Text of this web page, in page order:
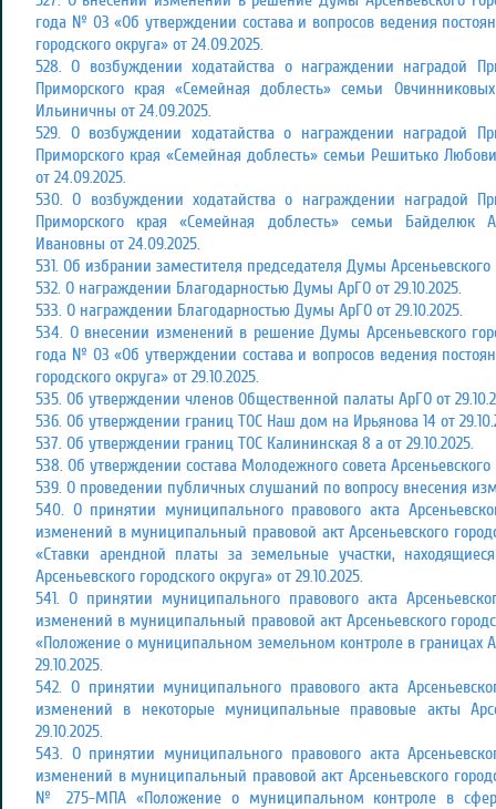
года № 03 «Об утверждении состава и вопросов ведения
городского округа» от 24.09.2025.
528. О возбуждении ходатайства о награждении наградой
Приморского края «Семейная доблесть» семьи
Ильиничны от 24.09.2025.
529. О возбуждении ходатайства о награждении наградой
Приморского края «Семейная доблесть» семьи Решитько
от 24.09.2025.
530. О возбуждении ходатайства о награждении наградой
Приморского края «Семейная доблесть» семьи Байделюк
Ивановны от 24.09.2025.
531. Об избрании заместителя председателя Думы Арсеньевского
532. О награждении Благодарностью Думы АрГО от 29.10.2025.
533. О награждении Благодарностью Думы АрГО от 29.10.2025.
534. О внесении изменений в решение Думы Арсеньевского
года № 03 «Об утверждении состава и вопросов ведения
городского округа» от 29.10.2025.
535. Об утверждении членов Общественной палаты АрГО от
536. Об утверждении границ ТОС Наш дом на Ирьянова 14 от
537. Об утверждении границ ТОС Калининская 8 а от 29.10.2025.
538. Об утверждении состава Молодежного совета Арсеньевского
539. О проведении публичных слушаний по вопросу внесения
540. О принятии муниципального правового акта
изменений в муниципальный правовой акт Арсеньевского
«Ставки арендной платы за земельные участки,
Арсеньевского городского округа» от 29.10.2025.
541. О принятии муниципального правового акта
изменений в муниципальный правовой акт Арсеньевского
«Положение о муниципальном земельном контроле в границах
29.10.2025.
542. О принятии муниципального правового акта
изменений в некоторые муниципальные правовые акты
29.10.2025.
543. О принятии муниципального правового акта
изменений в муниципальный правовой акт Арсеньевского
№ 275-МПА «Положение о муниципальном контроле в сфере